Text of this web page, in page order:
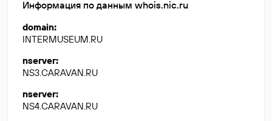
Информация по данным whois.nic.ru
domain:
INTERMUSEUM.RU
nserver:
NS3.CARAVAN.RU
nserver:
NS4.CARAVAN.RU